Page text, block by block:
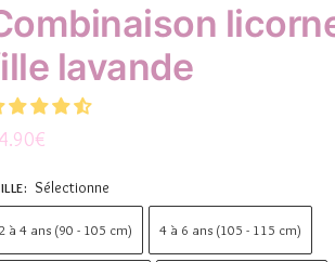
lavande
€
: Sélectionne
2 à 4 ans (90 - 105 cm) 4 à 6 ans (105 - 115 cm)